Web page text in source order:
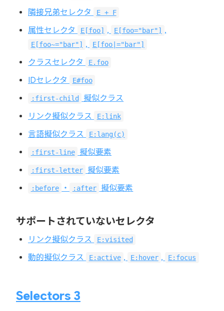
隣接兄弟セレクタ E + F
属性セレクタ E[foo] , E[foo="bar"] ,
E[foo~="bar"] , E[foo|="bar"]
クラスセレクタ E.foo
IDセレクタ E#foo
:first-child
擬似クラス
リンク擬似クラス
E:link
言語擬似クラス E:lang(c)
:first-line 擬似要素
:first-letter 擬似要素
:before ・ :after 擬似要素
サポートされていないセレクタ
リンク擬似クラス E:visited
動的擬似クラス E:active , E:hover , E:focus
Selectors 3